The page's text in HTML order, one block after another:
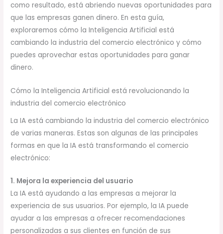
como resultado, está abriendo nuevas oportunidades para
que las empresas ganen dinero. En esta guía,
exploraremos cómo la Inteligencia Artificial está
cambiando la industria del comercio electrónico y cómo
puedes aprovechar estas oportunidades para ganar
dinero.
Cómo la Inteligencia Artificial está revolucionando la
industria del comercio electrónico
La IA está cambiando la industria del comercio electrónico
de varias maneras. Estas son algunas de las principales
formas en que la IA está transformando el comercio
electrónico:
1. Mejora la experiencia del usuario
La IA está ayudando a las empresas a mejorar la
experiencia de sus usuarios. Por ejemplo, la IA puede
ayudar a las empresas a ofrecer recomendaciones
personalizadas a sus clientes en función de sus